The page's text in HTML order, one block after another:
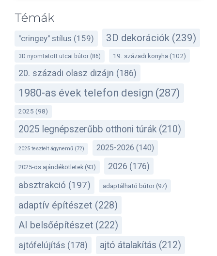
Témák
"cringey" stílus (159) 3D dekorációk (239)
3D nyomtatott utcai bútor (86) 19. századi konyha (102)
20. századi olasz dizájn (186)
1980-as évek telefon design (287)
2025 (98)
2025 legnépszerűbb otthoni túrák (210)
2025 tesztelt ágynemű (72) 2025-2026 (140)
2025-ös ajándékötletek (93) 2026 (176)
absztrakció (197) adaptálható bútor(97)
adaptív építészet (228)
AI belsőépítészet (222)
ajtófelújítás (178) ajtó átalakítás (212)